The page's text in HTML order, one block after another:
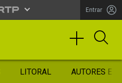
Entrar
LITORAL AUTORES